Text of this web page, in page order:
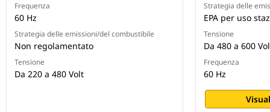
Frequenza
60 Hz
Strategia delle emissioni/del combustibile
Non regolamentato
Tensione
Da 220 a 480 Volt
Strategia delle
EPA per uso
Tensione
Da 480 a 600
Frequenza
60 Hz